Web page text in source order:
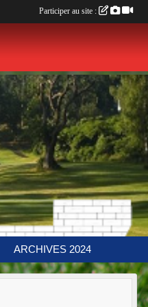
ARCHIVES 2024
Participer au site :